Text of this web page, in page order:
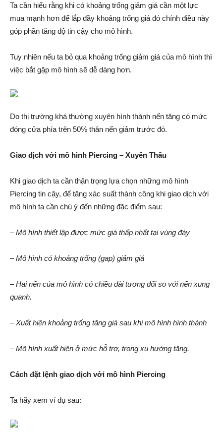
Ta cần hiểu rằng khi có khoảng trống giảm giá cần một lực
mua mạnh hơn để lắp đầy khoảng trống giá đó chính điều này
góp phần tăng độ tin cậy cho mô hình.
Tuy nhiên nếu ta bỏ qua khoảng trống giảm giá của mô hình thì
việc bắt gặp mô hình sẽ dễ dàng hơn.
Do thị trường khá thường xuyên hình thành nến tăng có mức
đóng cửa phía trên 50% thân nến giảm trước đó.
Giao dịch với mô hình Piercing – Xuyên Thấu
Khi giao dịch ta cần thận trọng lựa chọn những mô hình
Piercing tin cậy, để tăng xác suất thành công khi giao dịch với
mô hình ta cần chú ý đến những đặc điểm sau:
– Mô hình thiết lập được mức giá thấp nhất tại vùng đáy
– Mô hình có khoảng trống (gap) giảm giá
– Hai nến của mô hình có chiều dài tương đối so với nến xung
quanh.
– Xuất hiện khoảng trống tăng giá sau khi mô hình hình thành
– Mô hình xuất hiện ở mức hỗ trợ, trong xu hướng tăng.
Cách đặt lệnh giao dịch với mô hình Piercing
Ta hãy xem ví dụ sau: